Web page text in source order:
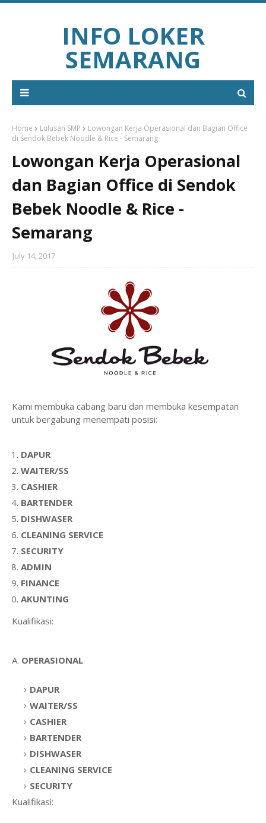
INFO LOKER
SEMARANG
Home Lulusan SMP
Lowongan Kerja Operasional dan Bagian Office
di Sendok Bebek Noodle & Rice - Semarang
Lowongan Kerja Operasional
dan Bagian Office di Sendok
Bebek Noodle & Rice -
Semarang
July 14, 2017
Kami membuka cabang baru dan membuka kesempatan
untuk bergabung menempati posisi:
DAPUR
WAITER/SS
CASHIER
BARTENDER
DISHWASER
CLEANING SERVICE
SECURITY
ADMIN
FINANCE
AKUNTING
Kualifikasi:
A. OPERASIONAL
DAPUR
WAITER/SS
CASHIER
BARTENDER
DISHWASER
CLEANING SERVICE
SECURITY
Kualifikasi: